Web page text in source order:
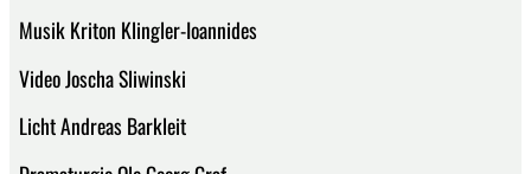
Musik Kriton Klingler-Ioannides
Video Joscha Sliwinski
Licht Andreas Barkleit